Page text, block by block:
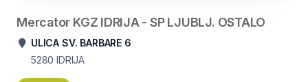
Mercator KGZ IDRIJA - SP LJUBLJ. OSTALO
ULICA SV. BARBARE 6
5280 IDRIJA